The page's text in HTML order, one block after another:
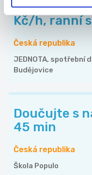
Brigáda v
Kč/h, ranní
Česká republika
JEDNOTA, spotřební
Budějovice
Doučujte s
45 min
Česká republika
Škola Populo